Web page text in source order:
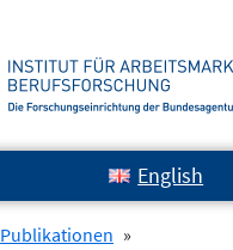
English
Publikationen »